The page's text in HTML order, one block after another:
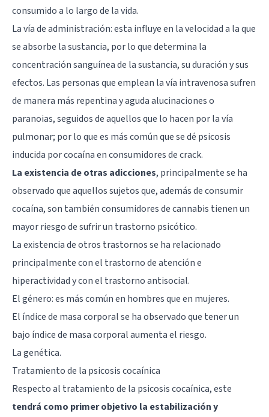
consumido a lo largo de la vida.
La vía de administración: esta influye en la velocidad a la que
se absorbe la sustancia, por lo que determina la
concentración sanguínea de la sustancia, su duración y sus
efectos. Las personas que emplean la vía intravenosa sufren
de manera más repentina y aguda alucinaciones o
paranoias, seguidos de aquellos que lo hacen por la vía
pulmonar; por lo que es más común que se dé psicosis
inducida por cocaína en consumidores de crack.
La existencia de otras adicciones, principalmente se ha
observado que aquellos sujetos que, además de consumir
cocaína, son también consumidores de cannabis tienen un
mayor riesgo de sufrir un trastorno psicótico.
La existencia de otros trastornos se ha relacionado
principalmente con el trastorno de atención e
hiperactividad y con el trastorno antisocial.
El género: es más común en hombres que en mujeres.
El índice de masa corporal se ha observado que tener un
bajo índice de masa corporal aumenta el riesgo.
La genética.
Tratamiento de la psicosis cocaínica
Respecto al tratamiento de la psicosis cocaínica, este
tendrá como primer objetivo la estabilización y